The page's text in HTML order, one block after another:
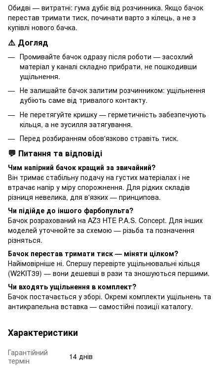
Обидві — витратні: гума дубіє від розчинника. Якщо бачок
перестав тримати тиск, починати варто з кілець, а не з
купівлі нового бачка.
⚠️ Догляд
Промивайте бачок одразу після роботи — засохлий
матеріал у каналі складно прибрати, не пошкодивши
ущільнення.
Не залишайте бачок залитим розчинником: ущільнення
дубіють саме від тривалого контакту.
Не перетягуйте кришку — герметичність забезпечують
кільця, а не зусилля затягування.
Перед розбиранням обов'язково стравіть тиск.
💬 Питання та відповіді
Чим напірний бачок кращий за звичайний?
Він тримає стабільну подачу на густих матеріалах і не
втрачає напір у міру спорожнення. Для рідких складів
різниця невелика, для в'язких — принципова.
Чи підійде до іншого фарбопульта?
Бачок розрахований на AZ3 HTE P.A.S. Concept. Для інших
моделей уточнюйте за схемою — різьба та позначення
різняться.
Бачок перестав тримати тиск — міняти цілком?
Найімовірніше ні. Спершу перевірте ущільнювальні кільця
(W2KIT39) — вони дешевші в рази та зношуються першими.
Чи входять ущільнення в комплект?
Бачок постачається у зборі. Окремі комплекти ущільнень та
антикрапельна вставка — самостійні позиції каталогу.
Характеристики
Гарантійний
термін
14 днів